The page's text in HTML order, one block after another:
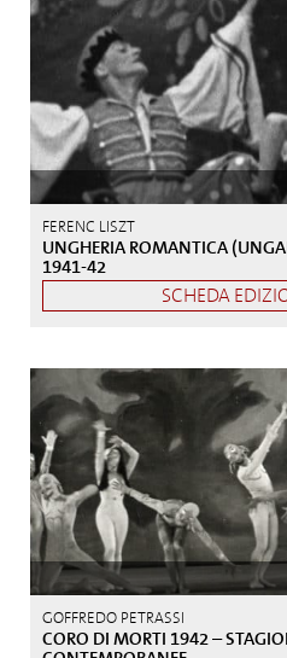
FERENC LISZT
UNGHERIA ROMANTICA
1941-42
SCHEDA
GOFFREDO PETRASSI
CORO DI MORTI 1942 –